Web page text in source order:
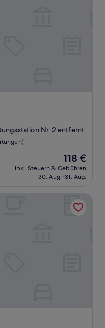
Nr. 2 entfernt
Der
Preis
beträgt
118 €
inkl. Steuern & Gebühren
30. Aug.–31. Aug.